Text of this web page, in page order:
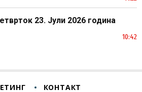
23. Јули 2026 година
10:42
КОНТАКТ